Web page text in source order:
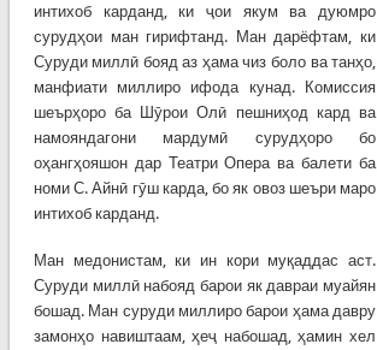
интихоб карданд, ки ҷои якум ва дуюмро
сурудҳои ман гирифтанд. Ман дарёфтам, ки
Суруди миллӣ бояд аз ҳама чиз боло ва танҳо,
манфиати миллиро ифода кунад. Комиссия
шеърҳоро ба Шӯрои Олӣ пешниҳод кард ва
намояндагони мардумӣ сурудҳоро бо
оҳангҳояшон дар Театри Опера ва балети ба
номи С. Айнӣ гӯш карда, бо як овоз шеъри маро
интихоб карданд.
Ман медонистам, ки ин кори муқаддас аст.
Суруди миллӣ набояд барои як давраи муайян
бошад. Ман суруди миллиро барои ҳама давру
замонҳо навиштаам, ҳеҷ набошад, ҳамин хел